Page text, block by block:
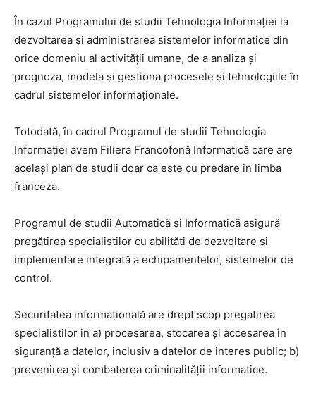
În cazul Programului de studii Tehnologia Informației la
dezvoltarea și administrarea sistemelor informatice din
orice domeniu al activității umane, de a analiza și
prognoza, modela și gestiona procesele și tehnologiile în
cadrul sistemelor informaționale.
Totodată, în cadrul Programul de studii Tehnologia
Informației avem Filiera Francofonă Informatică care are
același plan de studii doar ca este cu predare in limba
franceza.
Programul de studii Automatică și Informatică asigură
pregătirea specialiștilor cu abilități de dezvoltare şi
implementare integrată a echipamentelor, sistemelor de
control.
Securitatea informațională are drept scop pregatirea
specialistilor in a) procesarea, stocarea și accesarea în
siguranţă a datelor, inclusiv a datelor de interes public; b)
prevenirea și combaterea criminalității informatice.